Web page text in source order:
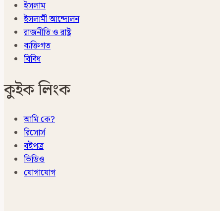
ইসলাম
ইসলামী আন্দোলন
রাজনীতি ও রাষ্ট্র
ব্যক্তিগত
বিবিধ
কুইক লিংক
আমি কে?
রিসোর্স
বইপত্র
ভিডিও
যোগাযোগ